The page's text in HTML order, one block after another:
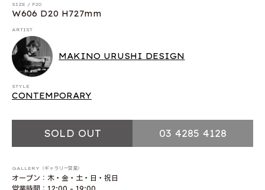
SIZE / F20
W606 D20 H727mm
ARTIST
MAKINO URUSHI DESIGN
STYLE
CONTEMPORARY
SOLD OUT 03 4285 4128
GALLERY（ギャラリー営業）
オープン：木・金・土・日・祝日